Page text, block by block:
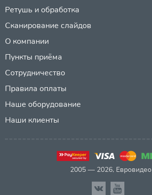
Ретушь и обработка
Сканирование слайдов
О компании
Пункты приёма
Сотрудничество
Правила оплаты
Наше оборудование
Наши клиенты
2005 — 2026, Евровидео